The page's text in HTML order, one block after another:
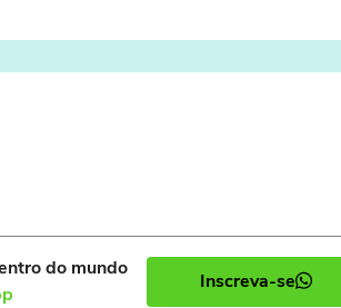
do mundo
Inscreva-se